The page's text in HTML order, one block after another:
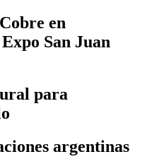
en
San Juan
para
argentinas